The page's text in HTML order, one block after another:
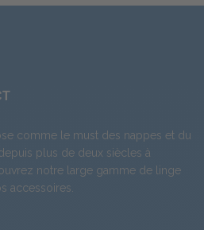
comme le must des nappes et du
plus de deux siècles à
notre large gamme de linge
accessoires.